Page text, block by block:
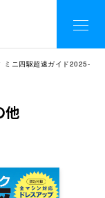
ミニ四駆超速ガイド2025-
他